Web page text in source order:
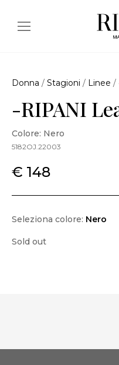
Donna / Stagioni / Linee /
-RIPANI
Colore: Nero
5182OJ.22003
€ 148
Seleziona colore: Nero
Sold out